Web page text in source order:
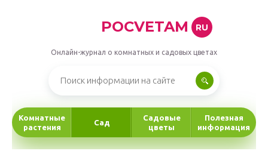
POCVETAM RU
Онлайн-журнал о комнатных и садовых цветах
Комнатные
растения
Сад
Садовые
цветы
Полезная
информация